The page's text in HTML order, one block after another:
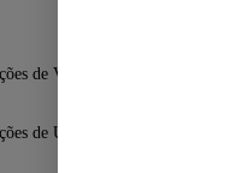
de Venda
de Uso